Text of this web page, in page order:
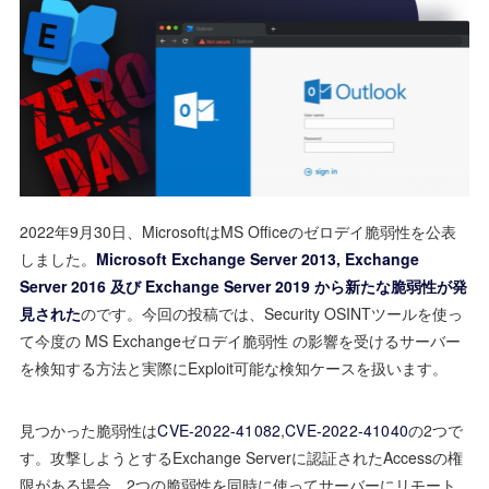
2022年9月30日、MicrosoftはMS Officeのゼロデイ脆弱性を公表
しました。 Microsoft Exchange Server 2013, Exchange
Server 2016 及び Exchange Server 2019 から新たな脆弱性が発
見されたのです。今回の投稿では、Security OSINTツールを使っ
て今度の MS Exchangeゼロデイ脆弱性 の影響を受けるサーバー
を検知する方法と実際にExploit可能な検知ケースを扱います。
見つかった脆弱性はCVE-2022-41082,CVE-2022-41040の2つで
す。攻撃しようとするExchange Serverに認証されたAccessの権